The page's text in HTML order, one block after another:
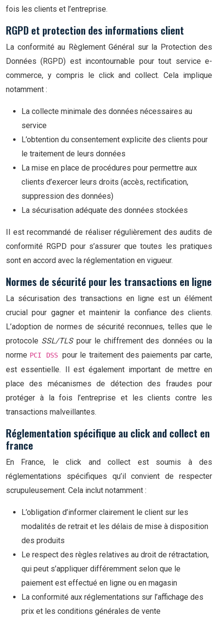
fois les clients et l’entreprise.
RGPD et protection des informations client
La conformité au Règlement Général sur la Protection des
Données (RGPD) est incontournable pour tout service e-
commerce, y compris le click and collect. Cela implique
notamment :
La collecte minimale des données nécessaires au
service
L’obtention du consentement explicite des clients pour
le traitement de leurs données
La mise en place de procédures pour permettre aux
clients d’exercer leurs droits (accès, rectification,
suppression des données)
La sécurisation adéquate des données stockées
Il est recommandé de réaliser régulièrement des audits de
conformité RGPD pour s’assurer que toutes les pratiques
sont en accord avec la réglementation en vigueur.
Normes de sécurité pour les transactions en ligne
La sécurisation des transactions en ligne est un élément
crucial pour gagner et maintenir la confiance des clients.
L’adoption de normes de sécurité reconnues, telles que le
protocole SSL/TLS pour le chiffrement des données ou la
norme PCI DSSpour le traitement des paiements par carte,
est essentielle. Il est également important de mettre en
place des mécanismes de détection des fraudes pour
protéger à la fois l’entreprise et les clients contre les
transactions malveillantes.
Réglementation spécifique au click and collect en
france
En France, le click and collect est soumis à des
réglementations spécifiques qu’il convient de respecter
scrupuleusement. Cela inclut notamment :
L’obligation d’informer clairement le client sur les
modalités de retrait et les délais de mise à disposition
des produits
Le respect des règles relatives au droit de rétractation,
qui peut s’appliquer différemment selon que le
paiement est effectué en ligne ou en magasin
La conformité aux réglementations sur l’affichage des
prix et les conditions générales de vente